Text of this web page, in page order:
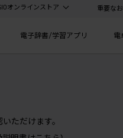
オンラインストア 重要な
電子辞書/学習アプリ 電
ただけます。